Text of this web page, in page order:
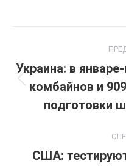
по
записям
Украина: в
комбайнов и
подготовки
США: